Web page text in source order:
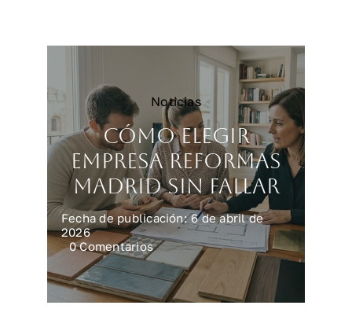
casa
Noticias
Cómo elegir
empresa reformas
Madrid sin fallar
Fecha de publicación: 6 de abril de
2026
0 Comentarioson
Cómo
elegir
empresa
reformas